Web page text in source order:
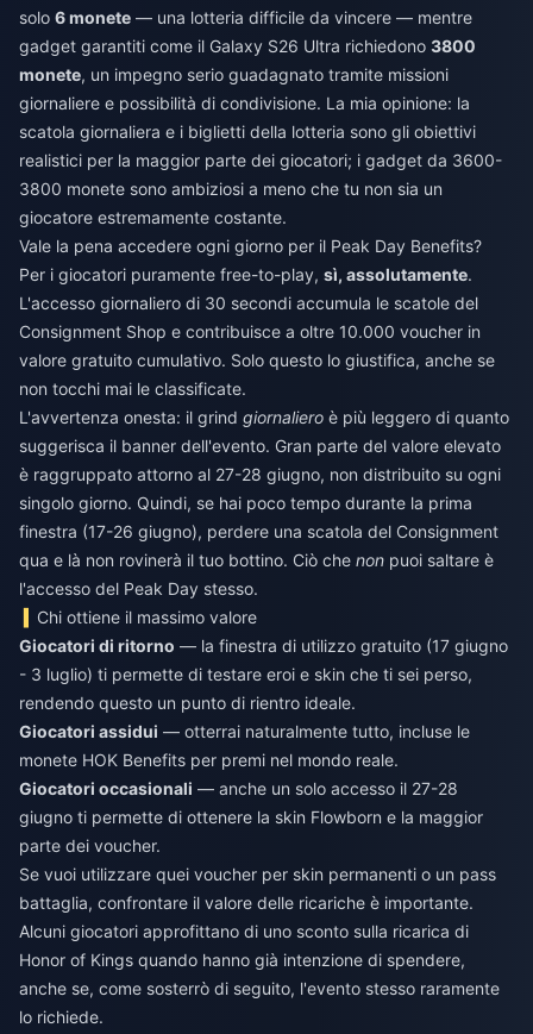
solo 6 monete — una lotteria difficile da vincere — mentre
gadget garantiti come il Galaxy S26 Ultra richiedono 3800
monete, un impegno serio guadagnato tramite missioni
giornaliere e possibilità di condivisione. La mia opinione: la
scatola giornaliera e i biglietti della lotteria sono gli obiettivi
realistici per la maggior parte dei giocatori; i gadget da 3600-
3800 monete sono ambiziosi a meno che tu non sia un
giocatore estremamente costante.
Vale la pena accedere ogni giorno per il Peak Day Benefits?
Per i giocatori puramente free-to-play, sì, assolutamente.
L'accesso giornaliero di 30 secondi accumula le scatole del
Consignment Shop e contribuisce a oltre 10.000 voucher in
valore gratuito cumulativo. Solo questo lo giustifica, anche se
non tocchi mai le classificate.
L'avvertenza onesta: il grind giornaliero è più leggero di quanto
suggerisca il banner dell'evento. Gran parte del valore elevato
è raggruppato attorno al 27-28 giugno, non distribuito su ogni
singolo giorno. Quindi, se hai poco tempo durante la prima
finestra (17-26 giugno), perdere una scatola del Consignment
qua e là non rovinerà il tuo bottino. Ciò che non puoi saltare è
l'accesso del Peak Day stesso.
Chi ottiene il massimo valore
Giocatori di ritorno — la finestra di utilizzo gratuito (17 giugno
- 3 luglio) ti permette di testare eroi e skin che ti sei perso,
rendendo questo un punto di rientro ideale.
Giocatori assidui — otterrai naturalmente tutto, incluse le
monete HOK Benefits per premi nel mondo reale.
Giocatori occasionali — anche un solo accesso il 27-28
giugno ti permette di ottenere la skin Flowborn e la maggior
parte dei voucher.
Se vuoi utilizzare quei voucher per skin permanenti o un pass
battaglia, confrontare il valore delle ricariche è importante.
Alcuni giocatori approfittano di uno sconto sulla ricarica di
Honor of Kings quando hanno già intenzione di spendere,
anche se, come sosterrò di seguito, l'evento stesso raramente
lo richiede.